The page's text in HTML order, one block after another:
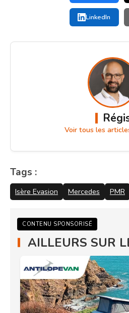
LinkedIn
Voir tous les
Tags :
Isère Evasion Mercedes PMR
CONTENU SPONSORISÉ
AILLEURS SUR